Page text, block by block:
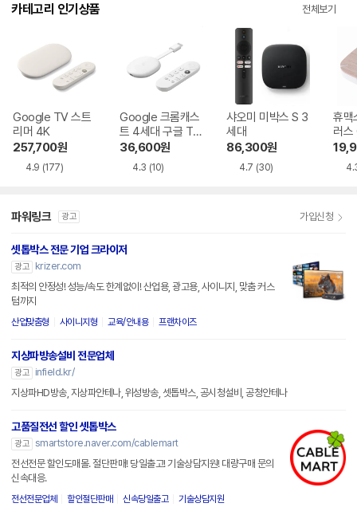
카테고리 인기상품 전체보기
Google TV 스트
리머 4K
257,700원
4.9 (177)
Google 크롬캐스
트 4세대 구글 TV
4K
36,600원
4.3 (10)
샤오미 미박스 S 3
세대
86,300원
4.7 (30)
휴맥
러
스
파워링크 광고 가입신청
셋톱박스 전문 기업 크라이저
광고
krizer.com
최적의 안정성! 성능/속도 한계없이! 산업용, 광고용, 사이니지, 맞춤 커스
텀까지
산업맞춤형 사이니지형 교육/안내용 프랜차이즈
지상파방송설비 전문업체
광고
infield.kr/
지상파HD방송, 지상파안테나, 위성방송, 셋톱박스, 공시청설비, 공청안테나
고품질전선 할인 셋톱박스
광고 smartstore.naver.com/cablemart
전선전문 할인도매몰. 절단판매! 당일출고! 기술상담지원! 대량구매 문의
신속대응.
전선전문업체 할인절단판매 신속당일출고 기술상담지원